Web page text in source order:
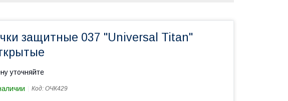
защитные 037 "Universal Titan"
уточняйте
Код: ОЧК429